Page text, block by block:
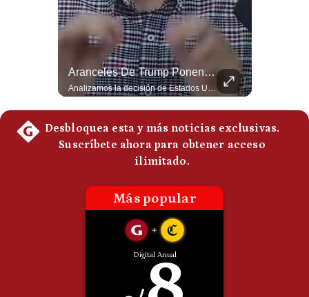
Aranceles De Trump Ponen Bajo Presión A Las Exportaciones Del Perú | #EnClaveEconómica